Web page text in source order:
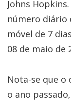
Johns
número diário
móvel de 7
08 de maio de
Nota-se que
o ano